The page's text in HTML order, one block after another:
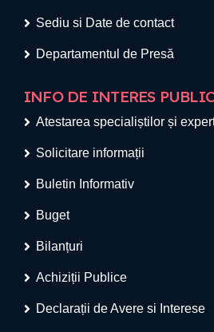
Sediu si Date de contact
Departamentul de Presă
INFO DE INTERES
Atestarea specialiștilor și
Solicitare informații
Buletin Informativ
Buget
Bilanțuri
Achiziții Publice
Declarații de Avere si Interese